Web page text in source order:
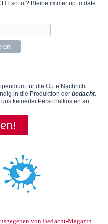
so tut? Bleibe immer up to date
für die Gute Nachricht.
in die Produktion der bedacht.
keinerlei Personalkosten an.
von Bedacht-Magazin